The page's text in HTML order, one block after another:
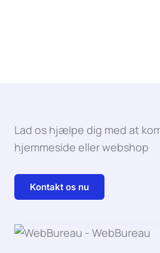
Lad os hjælpe dig med at
hjemmeside eller webshop
Kontakt os nu